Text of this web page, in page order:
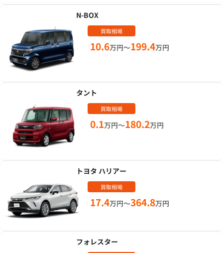
N-BOX
買取相場
10.6万円～199.4万円
タント
買取相場
0.1万円～180.2万円
トヨタ ハリアー
買取相場
17.4万円～364.8万円
フォレスター